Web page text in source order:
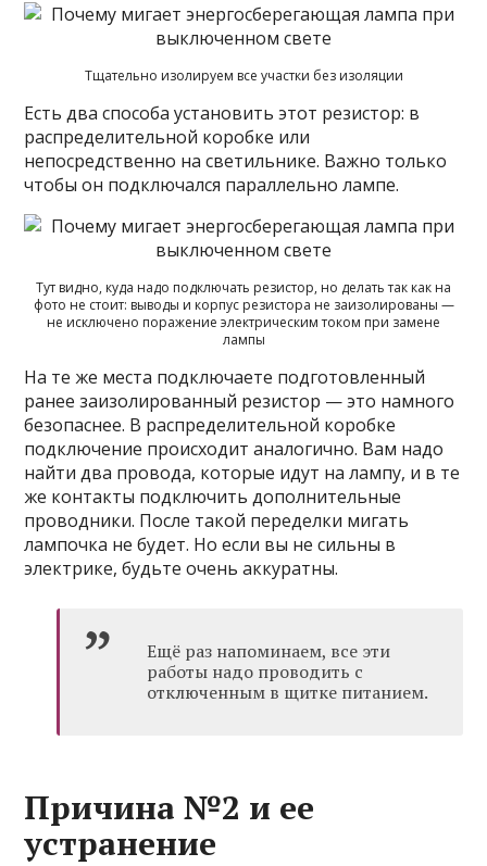
Тщательно изолируем все участки без изоляции
Есть два способа установить этот резистор: в
распределительной коробке или
непосредственно на светильнике. Важно только
чтобы он подключался параллельно лампе.
Тут видно, куда надо подключать резистор, но делать так как на
фото не стоит: выводы и корпус резистора не заизолированы —
не исключено поражение электрическим током при замене
лампы
На те же места подключаете подготовленный
ранее заизолированный резистор — это намного
безопаснее. В распределительной коробке
подключение происходит аналогично. Вам надо
найти два провода, которые идут на лампу, и в те
же контакты подключить дополнительные
проводники. После такой переделки мигать
лампочка не будет. Но если вы не сильны в
электрике, будьте очень аккуратны.
Ещё раз напоминаем, все эти
работы надо проводить с
отключенным в щитке питанием.
Причина №2 и ее
устранение